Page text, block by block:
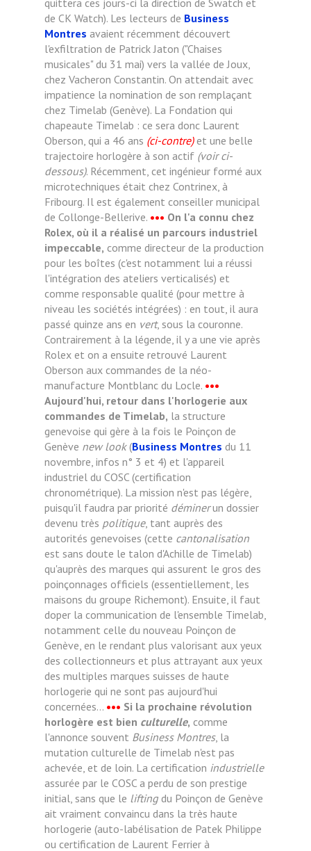
quittera ces jours-ci la direction de Swatch et
de CK Watch). Les lecteurs de Business
Montres avaient récemment découvert
l'exfiltration de Patrick Jaton ("Chaises
musicales" du 31 mai) vers la vallée de Joux,
chez Vacheron Constantin. On attendait avec
impatience la nomination de son remplaçant
chez Timelab (Genève). La Fondation qui
chapeaute Timelab : ce sera donc Laurent
Oberson, qui a 46 ans (ci-contre)et une belle
trajectoire horlogère à son actif (voir ci-
dessous). Récemment, cet ingénieur formé aux
microtechniques était chez Contrinex, à
Fribourg. Il est également conseiller municipal
de Collonge-Bellerive. ••• On l'a connu chez
Rolex, où il a réalisé un parcours industriel
impeccable, comme directeur de la production
pour les boîtes (c'est notamment lui a réussi
l'intégration des ateliers verticalisés) et
comme responsable qualité (pour mettre à
niveau les sociétés intégrées) : en tout, il aura
passé quinze ans en vert, sous la couronne.
Contrairement à la légende, il y a une vie après
Rolex et on a ensuite retrouvé Laurent
Oberson aux commandes de la néo-
manufacture Montblanc du Locle. •••
Aujourd'hui, retour dans l'horlogerie aux
commandes de Timelab, la structure
genevoise qui gère à la fois le Poinçon de
Genève new look(Business Montres du 11
novembre, infos n° 3 et 4) et l'appareil
industriel du COSC (certification
chronométrique). La mission n'est pas légère,
puisqu'il faudra par priorité déminerun dossier
devenu très politique, tant auprès des
autorités genevoises (cette cantonalisation
est sans doute le talon d'Achille de Timelab)
qu'auprès des marques qui assurent le gros des
poinçonnages officiels (essentiellement, les
maisons du groupe Richemont). Ensuite, il faut
doper la communication de l'ensemble Timelab,
notamment celle du nouveau Poinçon de
Genève, en le rendant plus valorisant aux yeux
des collectionneurs et plus attrayant aux yeux
des multiples marques suisses de haute
horlogerie qui ne sont pas aujourd'hui
concernées... ••• Si la prochaine révolution
horlogère est bien culturelle, comme
l'annonce souvent Business Montres, la
mutation culturelle de Timelab n'est pas
achevée, et de loin. La certification industrielle
assurée par le COSC a perdu de son prestige
initial, sans que le lifting du Poinçon de Genève
ait vraiment convaincu dans la très haute
horlogerie (auto-labélisation de Patek Philippe
ou certification de Laurent Ferrier à